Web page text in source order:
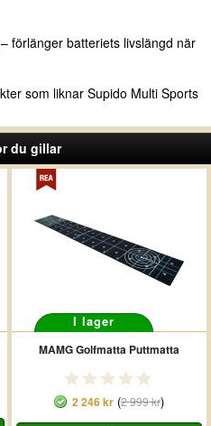
förlänger batteriets livslängd när
som liknar Supido Multi Sports
du gillar
I lager
MAMG Golfmatta Puttmatta
2 246 kr(2 999 kr)